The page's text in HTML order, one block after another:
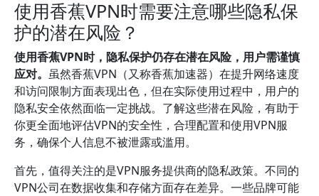
使用香蕉VPN时需要注意哪些隐私保
护的潜在风险？
使用香蕉VPN时，隐私保护仍存在潜在风险，用户需谨慎
应对。 虽然香蕉VPN（又称香蕉加速器）在提升网络速度
和访问限制方面表现出色，但在实际使用过程中，用户的
隐私安全依然面临一定挑战。了解这些潜在风险，有助于
你更全面地评估VPN的安全性，合理配置和使用VPN服
务，确保个人信息不被泄露或滥用。
首先，值得关注的是VPN服务提供商的隐私政策。不同的
VPN公司在数据收集和存储方面存在差异。一些品牌可能